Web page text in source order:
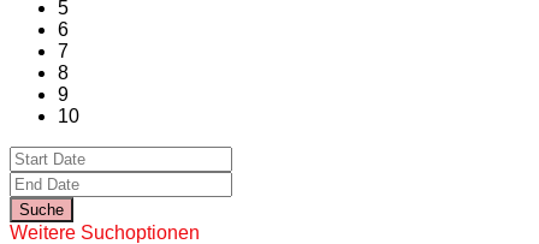
5
6
7
8
9
10
Weitere Suchoptionen